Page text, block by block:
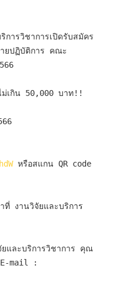
ารวิชาการเปิดรับสมัคร
ยปฏิบัติการ คณะ
ม่เกิน 50,000 บาท!!
หรือสแกน QR code
งานวิจัยและบริการ
ยและบริการวิชาการ คุณ
E-mail :